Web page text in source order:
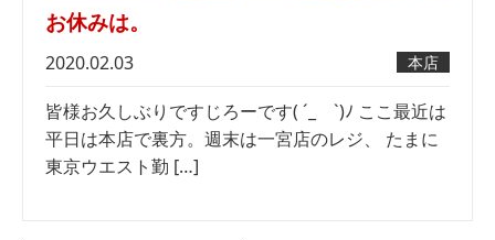
お休みは。
2020.02.03 本店
皆様お久しぶりですじろーです( ´_ゝ`)ﾉ ここ最近は
平日は本店で裏方。週末は一宮店のレジ、 たまに
東京ウエスト勤 […]